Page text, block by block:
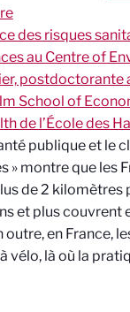
des risques
au Centre of
postdoctorante
School of
de l’École des
publique et le
» montre que les
de 2
et plus couvrent
en France,
là où la